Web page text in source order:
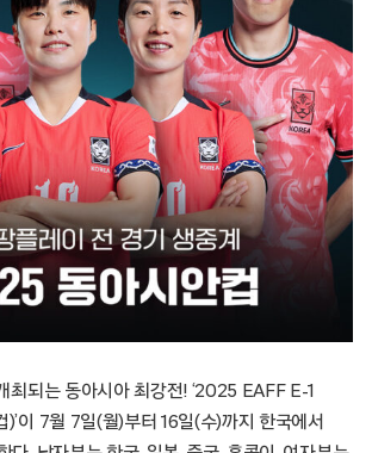
최되는 동아시아 최강전! ‘2025 EAFF E-1
)’이 7월 7일(월)부터 16일(수)까지 한국에서